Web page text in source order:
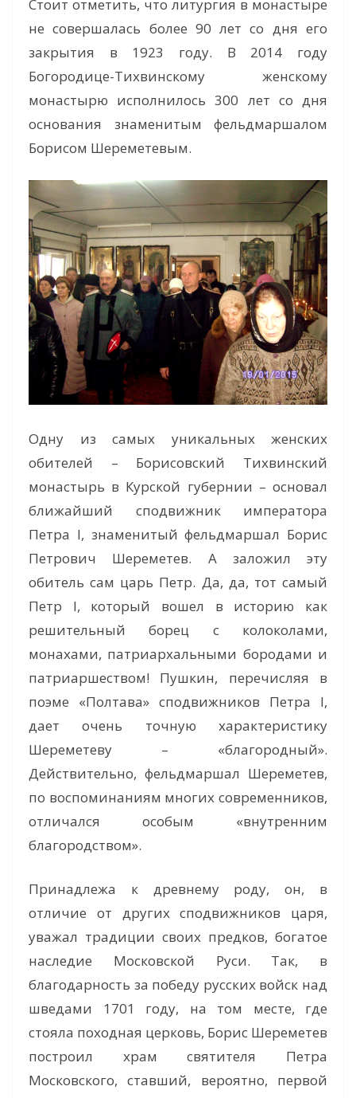
Стоит отметить, что литургия в монастыре
не совершалась более 90 лет со дня его
закрытия в 1923 году. В 2014 году
Богородице-Тихвинскому женскому
монастырю исполнилось 300 лет со дня
основания знаменитым фельдмаршалом
Борисом Шереметевым.
Одну из самых уникальных женских
обителей – Борисовский Тихвинский
монастырь в Курской губернии – основал
ближайший сподвижник императора
Петра I, знаменитый фельдмаршал Борис
Петрович Шереметев. А заложил эту
обитель сам царь Петр. Да, да, тот самый
Петр I, который вошел в историю как
решительный борец с колоколами,
монахами, патриархальными бородами и
патриаршеством! Пушкин, перечисляя в
поэме «Полтава» сподвижников Петра I,
дает очень точную характеристику
Шереметеву – «благородный».
Действительно, фельдмаршал Шереметев,
по воспоминаниям многих современников,
отличался особым «внутренним
благородством».
Принадлежа к древнему роду, он, в
отличие от других сподвижников царя,
уважал традиции своих предков, богатое
наследие Московской Руси. Так, в
благодарность за победу русских войск над
шведами 1701 году, на том месте, где
стояла походная церковь, Борис Шереметев
построил храм святителя Петра
Московского, ставший, вероятно, первой